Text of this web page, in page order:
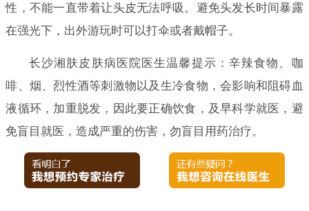
性，不能一直带着让头皮无法呼吸。避免头发长时间暴露
在强光下，出外游玩时可以打伞或者戴帽子。
长沙湘肤皮肤病医院医生温馨提示：辛辣食物、咖
啡、烟、烈性酒等刺激物以及生冷食物，会影响和阻碍血
液循环，加重脱发，因此要正确饮食，及早科学就医，避
免盲目就医，造成严重的伤害，勿盲目用药治疗。